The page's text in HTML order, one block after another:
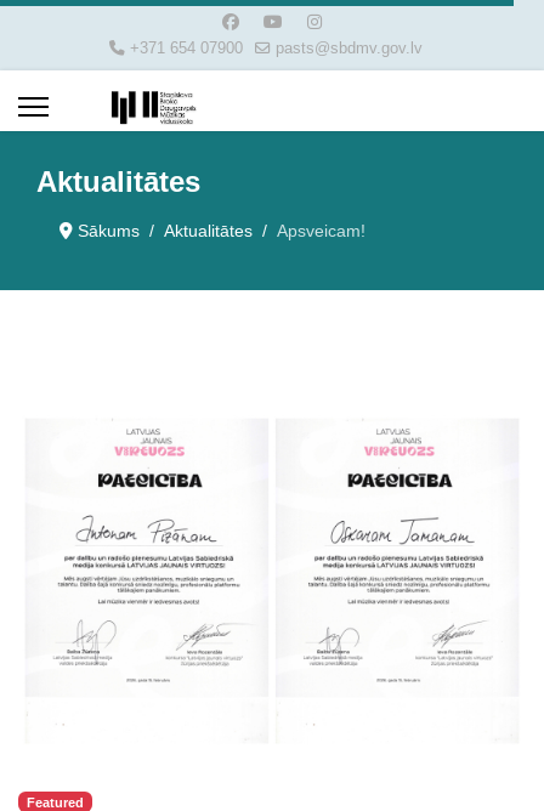
+371 654 07900 pasts@sbdmv.gov.lv
Aktualitātes
Sākums Aktualitātes Apsveicam!
Featured